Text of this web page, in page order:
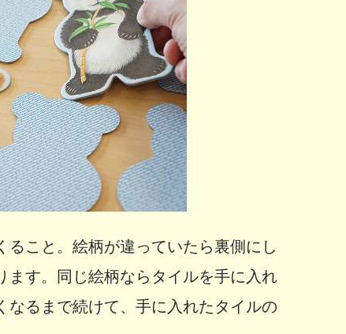
こと。絵柄が違っていたら裏側にし
す。同じ絵柄ならタイルを手に入れ
るまで続けて、手に入れたタイルの